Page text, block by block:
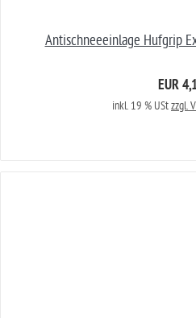
Antischneeeinlage Hufgrip
EUR
inkl. 19 % UStzzgl.